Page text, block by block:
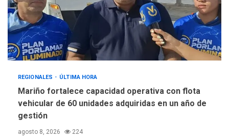
REGIONALES ÚLTIMA HORA
Mariño fortalece capacidad operativa con flota
vehicular de 60 unidades adquiridas en un año de
gestión
agosto 8, 2026 224